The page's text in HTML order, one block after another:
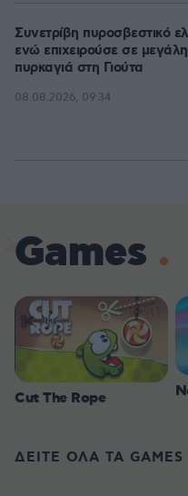
Συνετρίβη πυροσβεστικό
ενώ επιχειρούσε σε
πυρκαγιά στη Γιούτα
08.08.2026, 09:34
Games
Cut The Rope
ΔΕΙΤΕ ΟΛΑ ΤΑ GAMES